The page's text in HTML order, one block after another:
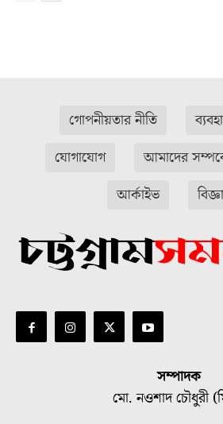
গোপনীয়তার নীতি
যোগাযোগ
আমাদের
আর্কাইভ
সম্পাদক
মো. নওশাদ চৌধুরী